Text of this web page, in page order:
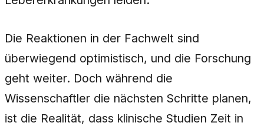
Die Reaktionen in der Fachwelt sind
überwiegend optimistisch, und die Forschung
geht weiter. Doch während die
Wissenschaftler die nächsten Schritte planen,
ist die Realität, dass klinische Studien Zeit in